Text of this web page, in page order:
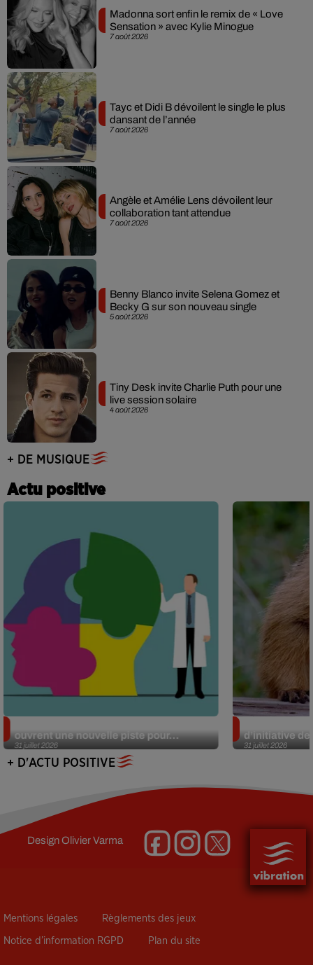
7 août 2026
Madonna sort enfin le remix de « Love
Sensation » avec Kylie Minogue
7 août 2026
Tayc et Didi B dévoilent le single le plus
dansant de l’année
7 août 2026
Angèle et Amélie Lens dévoilent leur
collaboration tant attendue
5 août 2026
Benny Blanco invite Selena Gomez et
Becky G sur son nouveau single
4 août 2026
Tiny Desk invite Charlie Puth pour une
live session solaire
+ DE MUSIQUE
Actu positive
31 juillet 2026
ouvrent une nouvelle piste pour...
31 juillet 2026
d’initiative
+ D'ACTU POSITIVE
DesignOlivier Varma
Mentions légales Règlements des jeux
Notice d’information RGPD Plan du site